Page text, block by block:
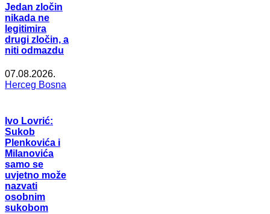
Jedan zločin
nikada ne
legitimira
drugi zločin, a
niti odmazdu
07.08.2026.
Herceg Bosna
Ivo Lovrić:
Sukob
Plenkovića i
Milanovića
samo se
uvjetno može
nazvati
osobnim
sukobom